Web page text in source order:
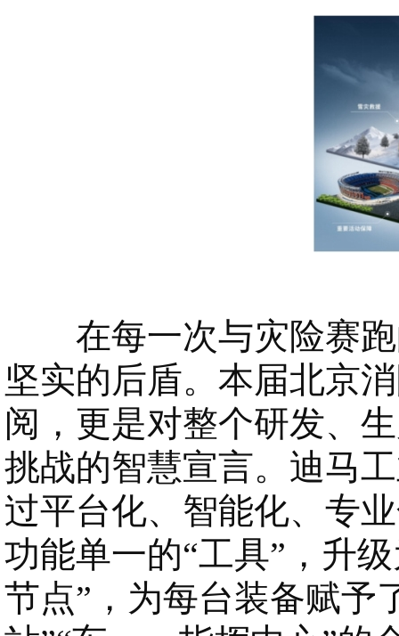
在每一次与灾险赛跑
坚实的后盾。本届北京
阅，更是对整个研发、
挑战的智慧宣言。迪马
过平台化、智能化、专
功能单一的“工具”，升
节点”，为每台装备赋